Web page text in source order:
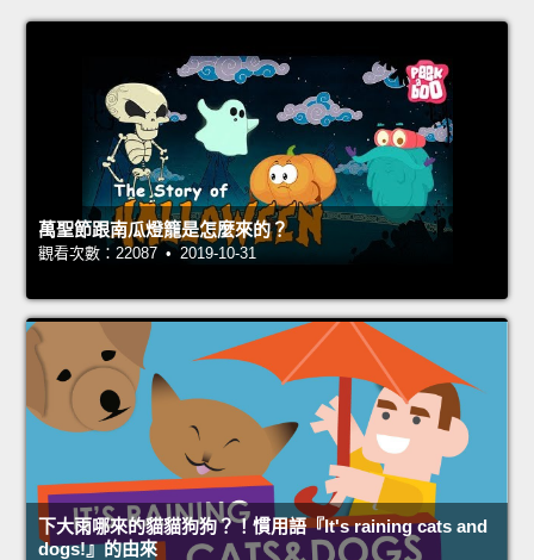
萬聖節跟南瓜燈籠是怎麼來的？
觀看次數：22087 • 2019-10-31
下大雨哪來的貓貓狗狗？！慣用語『It's raining cats and
dogs!』的由來